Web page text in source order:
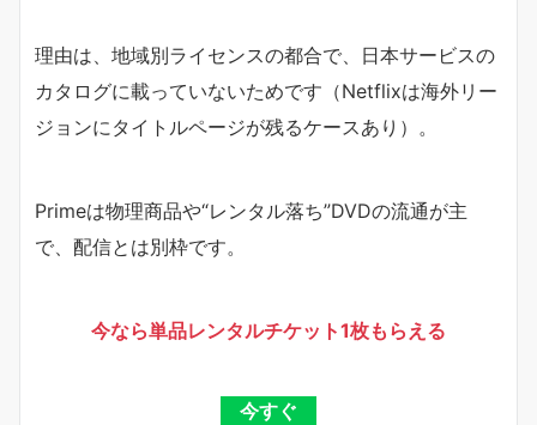
理由は、地域別ライセンスの都合で、日本サービスの
カタログに載っていないためです（Netflixは海外リー
ジョンにタイトルページが残るケースあり）。
Primeは物理商品や“レンタル落ち”DVDの流通が主
で、配信とは別枠です。
今なら単品レンタルチケット1枚もらえる
今すぐ